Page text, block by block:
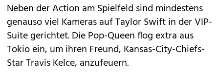
Neben der Action am Spielfeld sind mindestens
genauso viel Kameras auf Taylor Swift in der VIP-
Suite gerichtet. Die Pop-Queen flog extra aus
Tokio ein, um ihren Freund, Kansas-City-Chiefs-
Star Travis Kelce, anzufeuern.